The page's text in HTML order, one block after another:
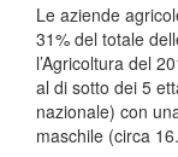
Le aziende
31% del totale
l’Agricoltura del
al di sotto dei 5
nazionale) con
maschile (circa